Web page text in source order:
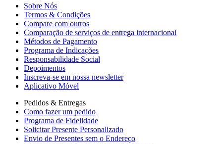
Sobre Nós
Termos & Condições
Compare com outros
Comparação de serviços de entrega internacional
Métodos de Pagamento
Programa de Indicações
Responsabilidade Social
Depoimentos
Inscreva-se em nossa newsletter
Aplicativo Móvel
Pedidos & Entregas
Como fazer um pedido
Programa de Fidelidade
Solicitar Presente Personalizado
Envio de Presentes sem o Endereço